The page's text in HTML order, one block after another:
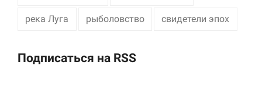
река Луга рыболовство свидетели эпох
Подписаться на RSS